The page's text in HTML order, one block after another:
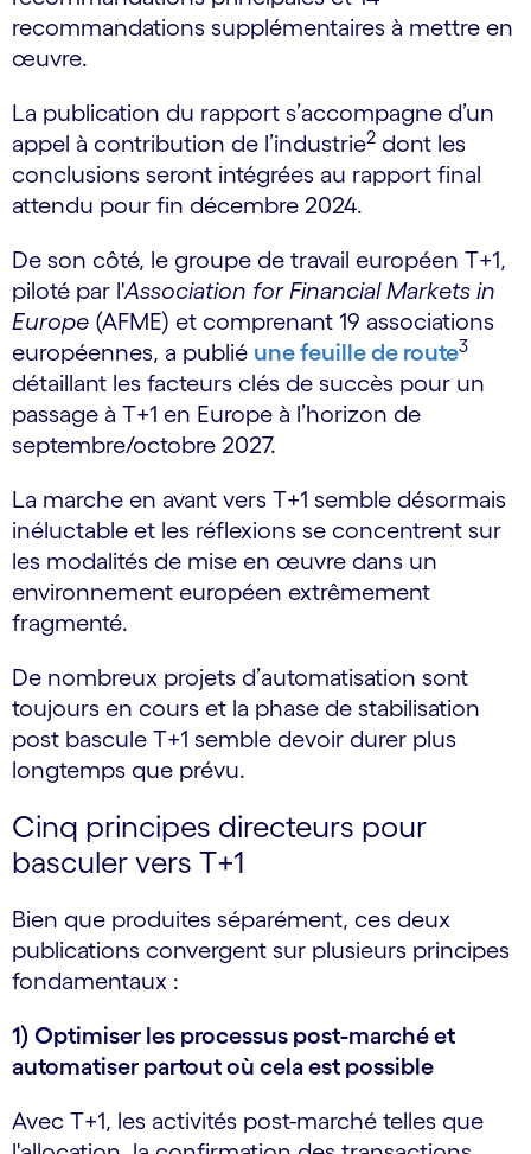
recommandations supplémentaires à mettre en
œuvre.
La publication du rapport s’accompagne d’un
appel à contribution de l’industrie2 dont les
conclusions seront intégrées au rapport final
attendu pour fin décembre 2024.
De son côté, le groupe de travail européen T+1,
piloté par l'Association for Financial Markets in
Europe (AFME) et comprenant 19 associations
européennes, a publié une feuille de route3
détaillant les facteurs clés de succès pour un
passage à T+1 en Europe à l’horizon de
septembre/octobre 2027.
La marche en avant vers T+1 semble désormais
inéluctable et les réflexions se concentrent sur
les modalités de mise en œuvre dans un
environnement européen extrêmement
fragmenté.
De nombreux projets d’automatisation sont
toujours en cours et la phase de stabilisation
post bascule T+1 semble devoir durer plus
longtemps que prévu.
Cinq principes directeurs pour
basculer vers T+1
Bien que produites séparément, ces deux
publications convergent sur plusieurs principes
fondamentaux :
1) Optimiser les processus post-marché et
automatiser partout où cela est possible
Avec T+1, les activités post-marché telles que